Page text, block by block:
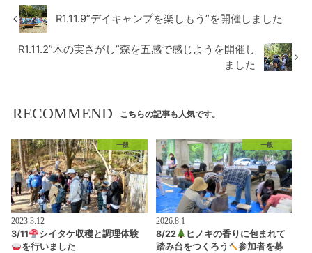
R1.11.9”デイキャンプを楽しもう”を開催しました
R1.11.2”木の実さがし”森を五感で感じようを開催し
ました
RECOMMEND こちらの記事も人気です。
一般
2023.3.12
3/11
シイタケ収穫と調理体験
を行いました
一般
2026.8.1
8/22
ヒノキの香りに包まれて
踏み台をつくろう
参加者を募